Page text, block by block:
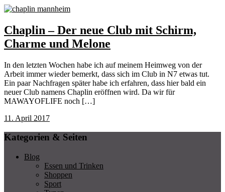
Chaplin – Der neue Club mit Schirm,
Charme und Melone
In den letzten Wochen habe ich auf meinem Heimweg von der
Arbeit immer wieder bemerkt, dass sich im Club in N7 etwas tut.
Ein paar Nachfragen später habe ich erfahren, dass hier bald ein
neuer Club namens Chaplin eröffnen wird. Da wir für
MAWAYOFLIFE noch […]
11. April 2017
Kategorien & Seiten
Blog
Essen und Trinken
Shoppen
Sport